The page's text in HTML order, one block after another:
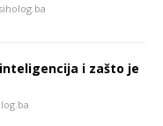
i zašto je